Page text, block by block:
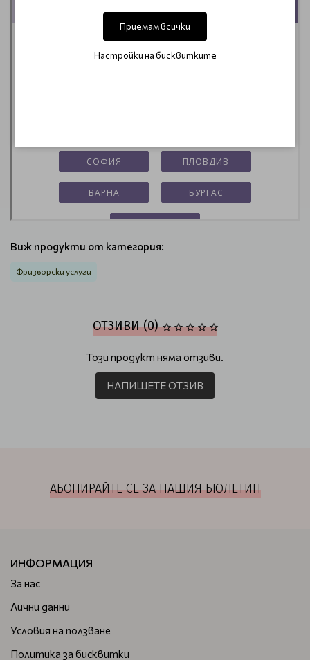
Виж продукти от категория:
Фризьорски услуги
ОТЗИВИ (0)
Този продукт няма отзиви.
НАПИШЕТЕ ОТЗИВ
АБОНИРАЙТЕ СЕ ЗА НАШИЯ БЮЛЕТИН
ИНФОРМАЦИЯ
За нас
Лични данни
Условия на ползване
Политика за бисквитки
Приемам всички
Настройки на бисквитките